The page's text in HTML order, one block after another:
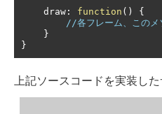
    draw
: function ()
{
//各フレーム、このメ
}
}
上記ソースコードを実装し